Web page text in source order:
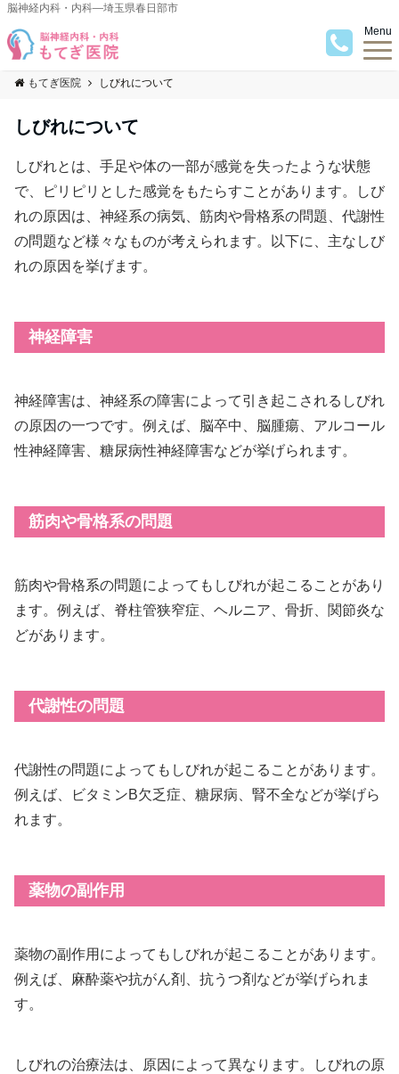
脳神経内科・内科―埼玉県春日部市
Menu
もてぎ医院 しびれについて
しびれについて
しびれとは、手足や体の一部が感覚を失ったような状態
で、ピリピリとした感覚をもたらすことがあります。しび
れの原因は、神経系の病気、筋肉や骨格系の問題、代謝性
の問題など様々なものが考えられます。以下に、主なしび
れの原因を挙げます。
神経障害
神経障害は、神経系の障害によって引き起こされるしびれ
の原因の一つです。例えば、脳卒中、脳腫瘍、アルコール
性神経障害、糖尿病性神経障害などが挙げられます。
筋肉や骨格系の問題
筋肉や骨格系の問題によってもしびれが起こることがあり
ます。例えば、脊柱管狭窄症、ヘルニア、骨折、関節炎な
どがあります。
代謝性の問題
代謝性の問題によってもしびれが起こることがあります。
例えば、ビタミンB欠乏症、糖尿病、腎不全などが挙げら
れます。
薬物の副作用
薬物の副作用によってもしびれが起こることがあります。
例えば、麻酔薬や抗がん剤、抗うつ剤などが挙げられま
す。
しびれの治療法は、原因によって異なります。しびれの原